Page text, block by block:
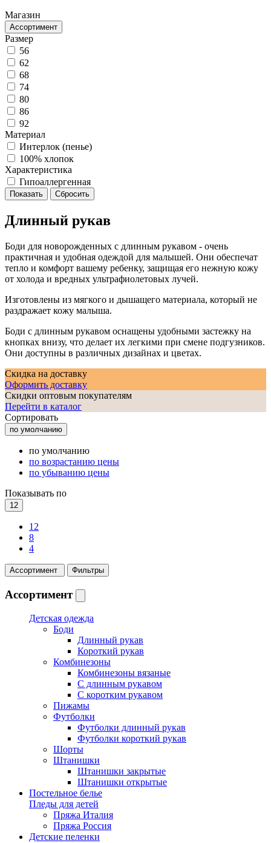
Магазин
Ассортимент
Размер
56
62
68
74
80
86
92
Материал
Интерлок (пенье)
100% хлопок
Характеристика
Гипоаллергенная
Длинный рукав
Боди для новорожденных с длинным рукавом - очень
практичная и удобная одеждой для малышей. Они обеспечат
тепло и комфорт вашему ребенку, защищая его нежную кожу
от холода и вредных ультрафиолетовых лучей.
Изготовлены из мягкого и дышащего материала, который не
раздражает кожу малыша.
Боди с длинным рукавом оснащены удобными застежку на
кнопках внизу, что делает их легкими при смене подгузников.
Они доступны в различных дизайнах и цветах.
Скидка на доставку
Оформить доставку
Скидки оптовым покупателям
Перейти в каталог
Сортировать
по умолчанию
по умолчанию
по возрастанию цены
по убыванию цены
Показывать по
12
12
8
4
Ассортимент Фильтры
Ассортимент
Детская одежда
Боди
Длинный рукав
Короткий рукав
Комбинезоны
Комбинезоны вязаные
С длинным рукавом
С коротким рукавом
Пижамы
Футболки
Футболки длинный рукав
Футболки короткий рукав
Шорты
Штанишки
Штанишки закрытые
Штанишки открытые
Постельное белье
Пледы для детей
Пряжа Италия
Пряжа Россия
Детские пеленки